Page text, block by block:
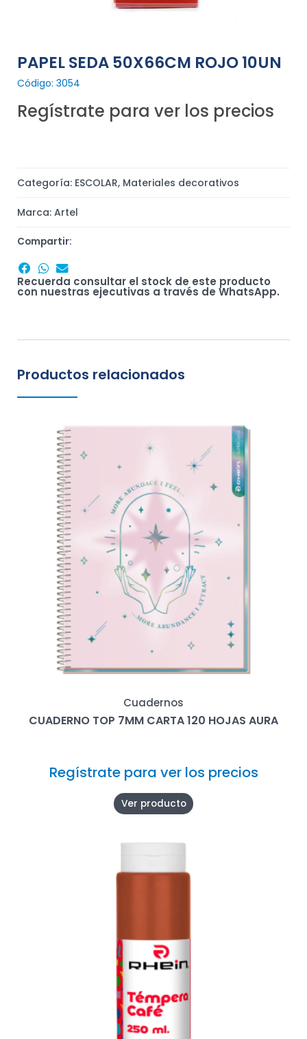
PAPEL SEDA 50X66CM ROJO 10UN
Código: 3054
Regístrate para ver los precios
Categoría: ESCOLAR, Materiales decorativos
Marca: Artel
Compartir:
Recuerda consultar el stock de este producto
con nuestras ejecutivas a través de WhatsApp.
Productos relacionados
Cuadernos
CUADERNO TOP 7MM CARTA 120 HOJAS AURA
Regístrate para ver los precios
Ver producto